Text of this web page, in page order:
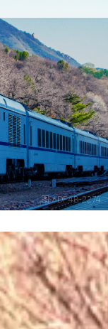
图 / DF4B-2274